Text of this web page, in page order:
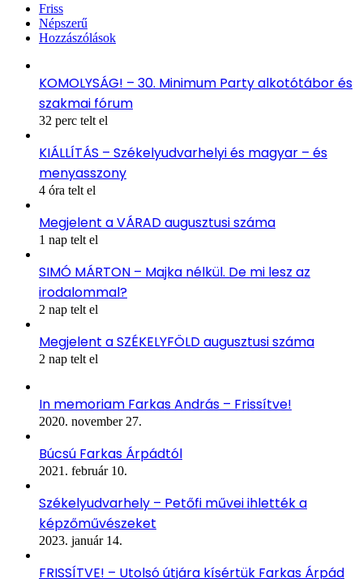
Friss
Népszerű
Hozzászólások
KOMOLYSÁG! – 30. Minimum Party alkotótábor és
szakmai fórum
32 perc telt el
KIÁLLÍTÁS – Székelyudvarhelyi és magyar – és
menyasszony
4 óra telt el
Megjelent a VÁRAD augusztusi száma
1 nap telt el
SIMÓ MÁRTON – Majka nélkül. De mi lesz az
irodalommal?
2 nap telt el
Megjelent a SZÉKELYFÖLD augusztusi száma
2 nap telt el
In memoriam Farkas András – Frissítve!
2020. november 27.
Búcsú Farkas Árpádtól
2021. február 10.
Székelyudvarhely – Petőfi művei ihlették a
képzőművészeket
2023. január 14.
FRISSÍTVE! – Utolsó útjára kísértük Farkas Árpád